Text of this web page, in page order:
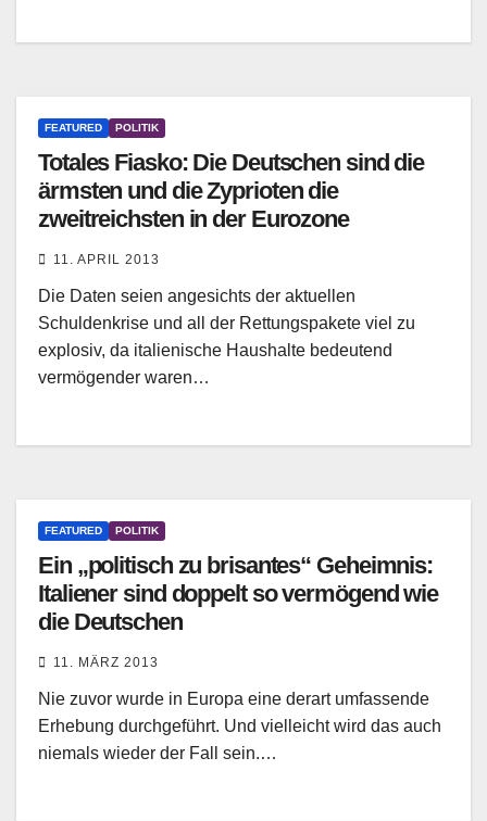
FEATURED POLITIK
Totales Fiasko: Die Deutschen sind die
ärmsten und die Zyprioten die
zweitreichsten in der Eurozone
11. APRIL 2013
Die Daten seien angesichts der aktuellen
Schuldenkrise und all der Rettungspakete viel zu
explosiv, da italienische Haushalte bedeutend
vermögender waren…
FEATURED POLITIK
Ein „politisch zu brisantes“ Geheimnis:
Italiener sind doppelt so vermögend wie
die Deutschen
11. MÄRZ 2013
Nie zuvor wurde in Europa eine derart umfassende
Erhebung durchgeführt. Und vielleicht wird das auch
niemals wieder der Fall sein.…